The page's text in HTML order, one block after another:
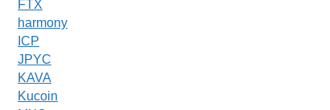
FTX
harmony
ICP
JPYC
KAVA
Kucoin